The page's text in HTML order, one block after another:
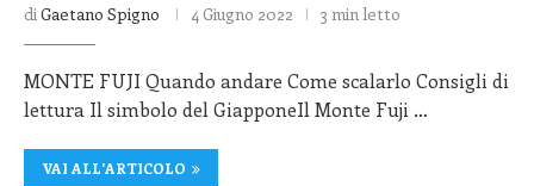
diGaetano Spigno 4 Giugno 2022 3 min letto
MONTE FUJI Quando andare Come scalarlo Consigli di
lettura Il simbolo del GiapponeIl Monte Fuji …
VAI ALL'ARTICOLO